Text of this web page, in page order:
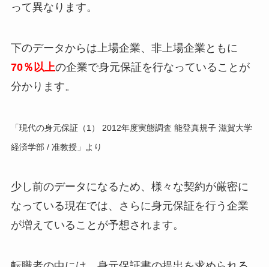
って異なります。
下のデータからは上場企業、非上場企業ともに
70％以上の企業で身元保証を行なっていることが
分かります。
「現代の身元保証（1） 2012年度実態調査 能登真規子 滋賀大学
経済学部 / 准教授」より
少し前のデータになるため、様々な契約が厳密に
なっている現在では、さらに身元保証を行う企業
が増えていることが予想されます。